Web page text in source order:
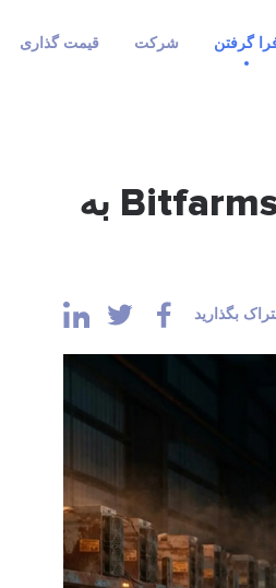
گرفتن شرکت قیمت گذاری
سهام BITF اکنون KEEL است: چرخش Bitfarms به
بگذارید